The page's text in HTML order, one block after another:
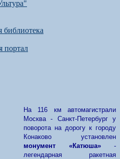
На 116 км автомагистрали
Москва - Санкт-Петербург у
поворота на дорогу к городу
Конаково установлен
монумент
«Катюша»-
легендарная ракетная